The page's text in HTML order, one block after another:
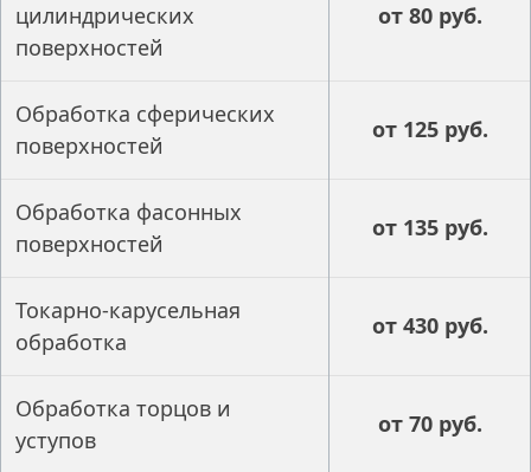
цилиндрических
поверхностей
от 80 руб.
Обработка сферических
поверхностей
от 125 руб.
Обработка фасонных
поверхностей
от 135 руб.
Токарно-карусельная
обработка
от 430 руб.
Обработка торцов и
уступов
от 70 руб.